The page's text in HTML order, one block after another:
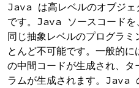
Java は高レベルのオブジェ
です。Java ソースコードを
同じ抽象レベルのプログラ
とんど不可能です。一般的
の中間コードが生成され、
ラムが生成されます。Java